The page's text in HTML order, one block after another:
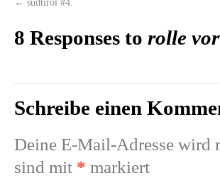
8 Responses to rolle
Schreibe einen
Deine E-Mail-Adresse wird
sind mit * markiert